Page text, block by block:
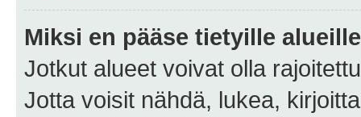
Miksi en pääse tietyille
Jotkut alueet voivat olla
Jotta voisit nähdä, lukea,